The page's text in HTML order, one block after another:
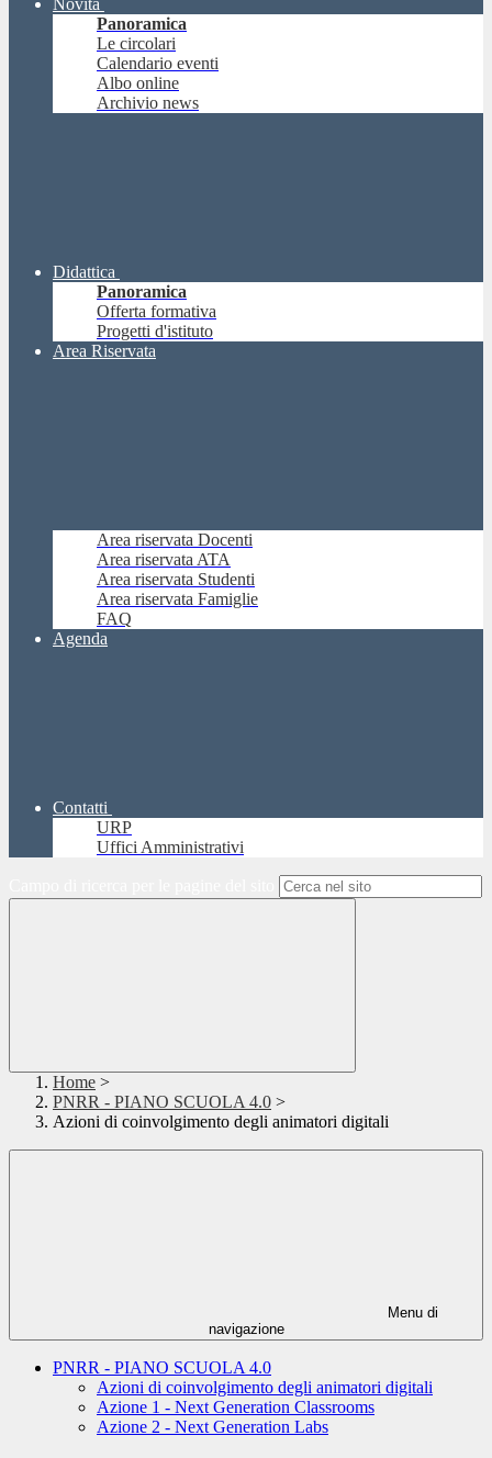
Novità
Panoramica
Le circolari
Calendario eventi
Albo online
Archivio news
Didattica
Panoramica
Offerta formativa
Progetti d'istituto
Area Riservata
Area riservata Docenti
Area riservata ATA
Area riservata Studenti
Area riservata Famiglie
FAQ
Agenda
Contatti
URP
Uffici Amministrativi
Home >
PNRR - PIANO SCUOLA 4.0 >
Azioni di coinvolgimento degli animatori digitali
Menu di
navigazione
PNRR - PIANO SCUOLA 4.0
Azioni di coinvolgimento degli animatori digitali
Azione 1 - Next Generation Classrooms
Azione 2 - Next Generation Labs